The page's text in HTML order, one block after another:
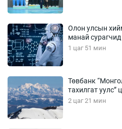
Олон улсын
манай
1 цаг 51 мин
Төвбанк
тахилгат уулс”
2 цаг 21 мин